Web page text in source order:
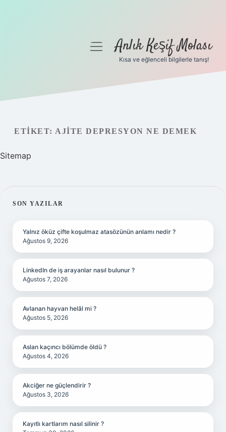
Gizlilik Politikası
menüyüAnlık Keşif Molası
Kısa ve eğlenceli bilgilerle tanış!
ETIKET: AJITE DEPRESYON NE DEMEK
Sitemap
SIDEBAR
SON YAZILAR
Yalnız öküz çifte koşulmaz atasözünün anlamı nedir ?
Ağustos 9, 2026
LinkedIn de iş arayanlar nasıl bulunur ?
Ağustos 7, 2026
Avlanan hayvan helâl mi ?
Ağustos 5, 2026
Aslan kaçıncı bölümde öldü ?
Ağustos 4, 2026
Akciğer ne güçlendirir ?
Ağustos 3, 2026
Kayıtlı kartlarım nasıl silinir ?